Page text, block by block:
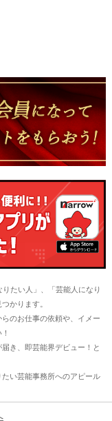
たい人」、「芸能人になり
かります。
のお仕事の依頼や、イメー
き、即芸能界デビュー！と
い芸能事務所へのアピール